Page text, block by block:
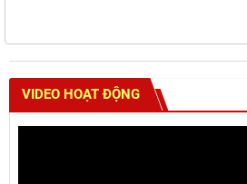
VIDEO HOẠT ĐỘNG